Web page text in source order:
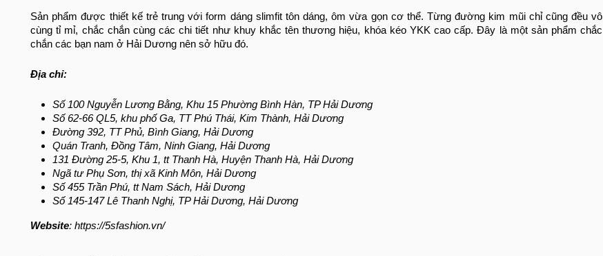
Sản phẩm được thiết kế trẻ trung với form dáng slimfit tôn dáng, ôm vừa gọn cơ thể. Từng đường kim mũi chỉ cũng đều vô
cùng tỉ mỉ, chắc chắn cùng các chi tiết như khuy khắc tên thương hiệu, khóa kéo YKK cao cấp. Đây là một sản phẩm chắc
chắn các bạn nam ở Hải Dương nên sở hữu đó.
Địa chỉ:
Số 100 Nguyễn Lương Bằng, Khu 15 Phường Bình Hàn, TP Hải Dương
Số 62-66 QL5, khu phố Ga, TT Phú Thái, Kim Thành, Hải Dương
Đường 392, TT Phủ, Bình Giang, Hải Dương
Quán Tranh, Đồng Tâm, Ninh Giang, Hải Dương
131 Đường 25-5, Khu 1, tt Thanh Hà, Huyện Thanh Hà, Hải Dương
Ngã tư Phụ Sơn, thị xã Kinh Môn, Hải Dương
Số 455 Trần Phú, tt Nam Sách, Hải Dương
Số 145-147 Lê Thanh Nghị, TP Hải Dương, Hải Dương
Website: https://5sfashion.vn/